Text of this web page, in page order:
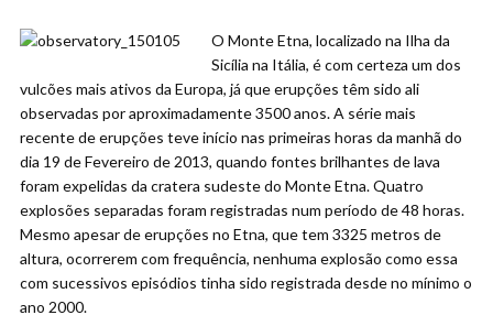
O Monte Etna, localizado na Ilha da
Sicília na Itália, é com certeza um dos
vulcões mais ativos da Europa, já que erupções têm sido ali
observadas por aproximadamente 3500 anos. A série mais
recente de erupções teve início nas primeiras horas da manhã do
dia 19 de Fevereiro de 2013, quando fontes brilhantes de lava
foram expelidas da cratera sudeste do Monte Etna. Quatro
explosões separadas foram registradas num período de 48 horas.
Mesmo apesar de erupções no Etna, que tem 3325 metros de
altura, ocorrerem com frequência, nenhuma explosão como essa
com sucessivos episódios tinha sido registrada desde no mínimo o
ano 2000.